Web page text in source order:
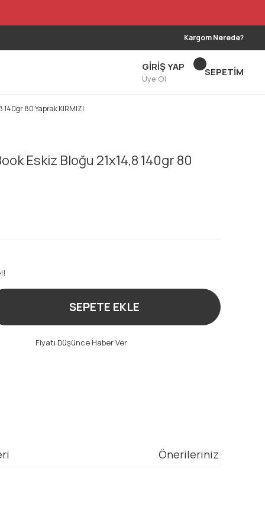
Kargom Nerede?
GİRİŞ YAP
Üye Ol
SEPETİM
140gr 80 Yaprak KIRMIZI
Eskiz Bloğu 21x14,8 140gr 80
SEPETE EKLE
Fiyatı Düşünce Haber Ver
Önerileriniz